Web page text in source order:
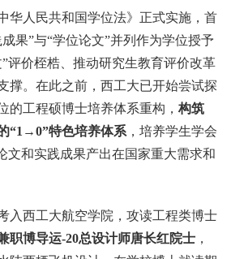
华人民共和国学位法》正式实施，首
果”与“学位论文”并列作为学位授予
评价桎梏、推动研究生教育评价改革
撑。在此之前，西工大已开始尝试探
的工程硕博士培养体系重构， 构筑
“1→0”特色培养体系 ，培养学生学会
文和实践成果产出在国家重大需求和
入西工大航空学院，攻读工程类博士
职博导运-20总设计师唐长红院士 ，